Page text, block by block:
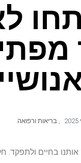
, בריאות ורפואה
תאים כדי להחזיק אותנו